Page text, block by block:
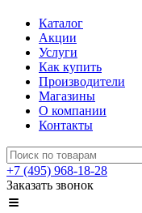
Каталог
Акции
Услуги
Как купить
Производители
Магазины
О компании
Контакты
+7 (495) 968-18-28
Заказать звонок